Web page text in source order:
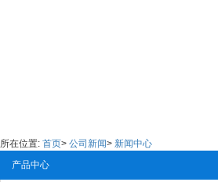
所在位置: 首页> 公司新闻> 新闻中心
产品中心